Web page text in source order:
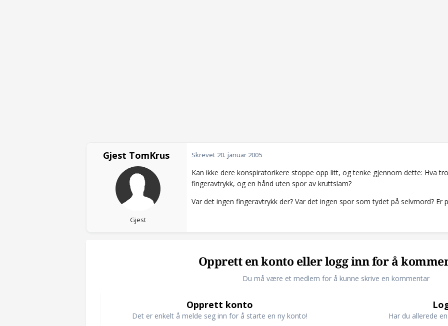
Gjest TomKrus
Gjest
Skrevet 20. januar 2005
Kan ikke dere konspiratorikere stoppe opp litt, og tenke gjennom dette: Hva
fingeravtrykk, og en hånd uten spor av kruttslam?
Var det ingen fingeravtrykk der? Var det ingen spor som tydet på selvmord? Er
Opprett en konto eller logg inn for å
Du må være et medlem for å kunne skrive en kommentar
Opprett konto
Det er enkelt å melde seg inn for å starte en ny konto! Har du allerede